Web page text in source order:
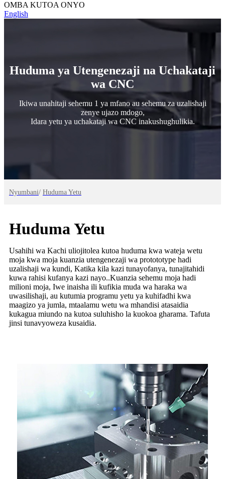
OMBA KUTOA ONYO
English
Huduma ya Utengenezaji na Uchakataji
wa CNC
Ikiwa unahitaji sehemu 1 ya mfano au sehemu za uzalishaji
zenye ujazo mdogo,
Idara yetu ya uchakataji wa CNC inakushughulikia.
Nyumbani/ Huduma Yetu
Huduma Yetu
Usahihi wa Kachi uliojitolea kutoa huduma kwa wateja wetu
moja kwa moja kuanzia utengenezaji wa protototype hadi
uzalishaji wa kundi, Katika kila kazi tunayofanya, tunajitahidi
kuwa rahisi kufanya kazi nayo..Kuanzia sehemu moja hadi
milioni moja, Iwe inaisha ili kufikia muda wa haraka wa
uwasilishaji, au kutumia programu yetu ya kuhifadhi kwa
maagizo ya jumla, mtaalamu wetu wa mhandisi atasaidia
kukagua miundo na kutoa suluhisho la kuokoa gharama. Tafuta
jinsi tunavyoweza kusaidia.